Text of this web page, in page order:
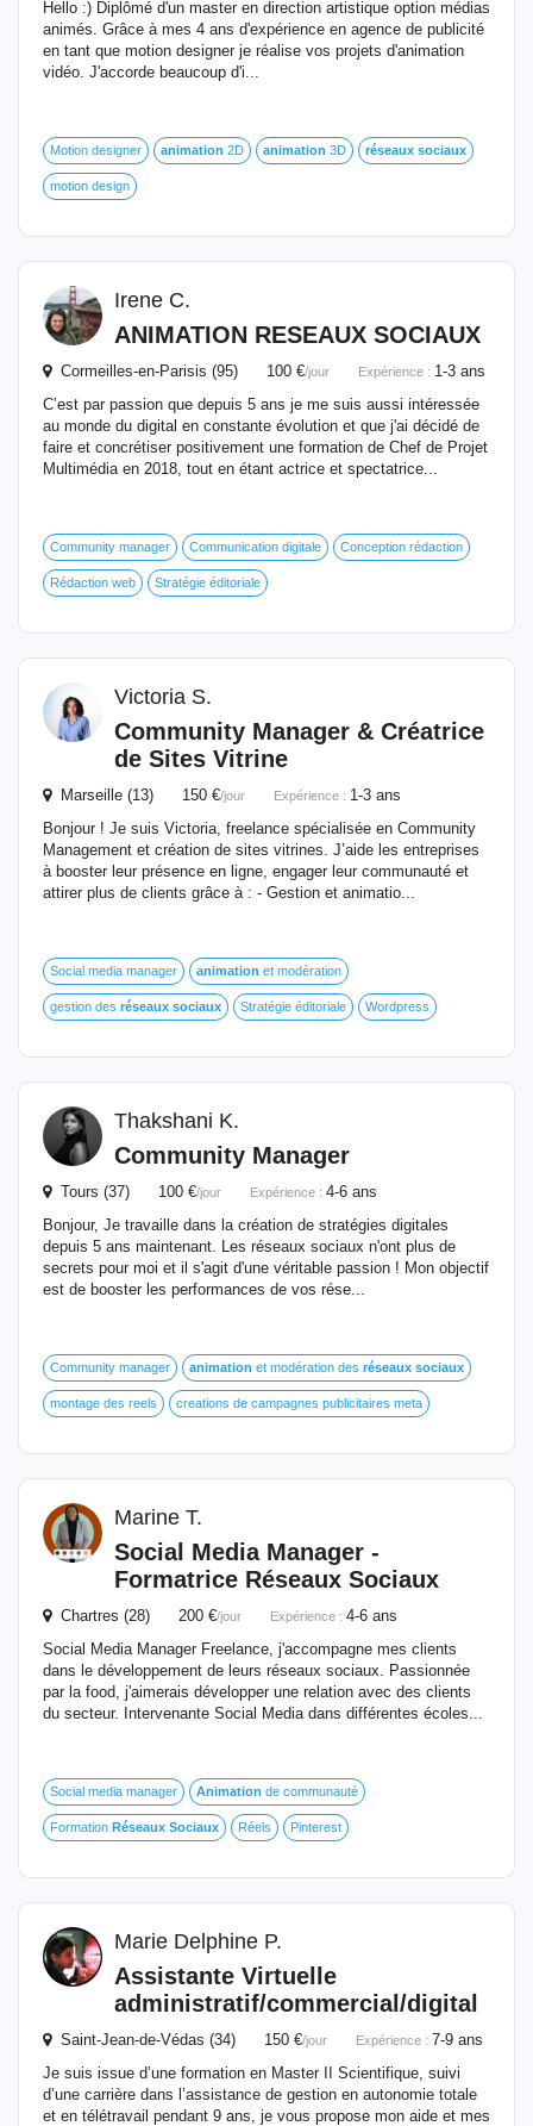
Hello :) Diplômé d'un master en direction artistique option médias
animés. Grâce à mes 4 ans d'expérience en agence de publicité
en tant que motion designer je réalise vos projets d'animation
vidéo. J'accorde beaucoup d'i...
Motion designer animation 2D animation 3D réseaux sociaux
motion design
Irene C.
ANIMATION RESEAUX SOCIAUX
Cormeilles-en-Parisis (95) 100 €/jour Expérience : 1-3 ans
C’est par passion que depuis 5 ans je me suis aussi intéressée
au monde du digital en constante évolution et que j'ai décidé de
faire et concrétiser positivement une formation de Chef de Projet
Multimédia en 2018, tout en étant actrice et spectatrice...
Community manager Communication digitale Conception rédaction
Rédaction web Stratégie éditoriale
Victoria S.
Community Manager & Créatrice
de Sites Vitrine
Marseille (13) 150 €/jour Expérience : 1-3 ans
Bonjour ! Je suis Victoria, freelance spécialisée en Community
Management et création de sites vitrines. J’aide les entreprises
à booster leur présence en ligne, engager leur communauté et
attirer plus de clients grâce à : - Gestion et animatio...
Social media manager animation et modération
gestion des réseaux sociaux Stratégie éditoriale Wordpress
Thakshani K.
Community Manager
Tours (37) 100 €/jour Expérience : 4-6 ans
Bonjour, Je travaille dans la création de stratégies digitales
depuis 5 ans maintenant. Les réseaux sociaux n'ont plus de
secrets pour moi et il s'agit d'une véritable passion ! Mon objectif
est de booster les performances de vos rése...
Community manager animation et modération des réseaux sociaux
montage des reels creations de campagnes publicitaires meta
Marine T.
Social Media Manager -
Formatrice Réseaux Sociaux
Chartres (28) 200 €/jour Expérience : 4-6 ans
Social Media Manager Freelance, j'accompagne mes clients
dans le développement de leurs réseaux sociaux. Passionnée
par la food, j'aimerais développer une relation avec des clients
du secteur. Intervenante Social Media dans différentes écoles...
Social media manager Animation de communauté
Formation Réseaux Sociaux Réels Pinterest
Marie Delphine P.
Assistante Virtuelle
administratif/commercial/digital
Saint-Jean-de-Védas (34) 150 €/jour Expérience : 7-9 ans
Je suis issue d’une formation en Master II Scientifique, suivi
d’une carrière dans l’assistance de gestion en autonomie totale
et en télétravail pendant 9 ans, je vous propose mon aide et mes